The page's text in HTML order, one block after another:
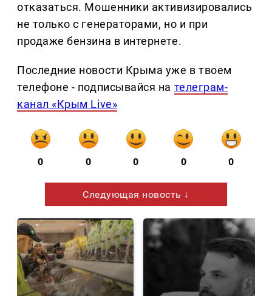
отказаться. Мошенники активизировались
не только с генераторами, но и при
продаже бензина в интернете.
Последние новости Крыма уже в твоем
телефоне - подписывайся на телеграм-
канал «Крым Live»
0 0 0 0 0
Следующая новость ↓